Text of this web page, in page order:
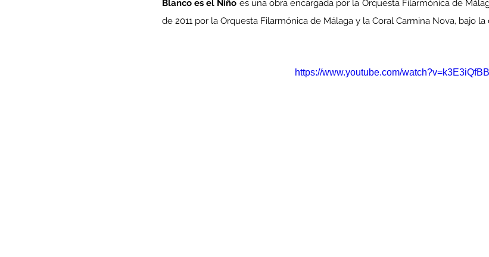
Blanco es el Niño es una obra encargada por la Orquesta Filarmónica de
de 2011 por la Orquesta Filarmónica de Málaga y la Coral Carmina Nova, bajo
https://www.youtube.com/